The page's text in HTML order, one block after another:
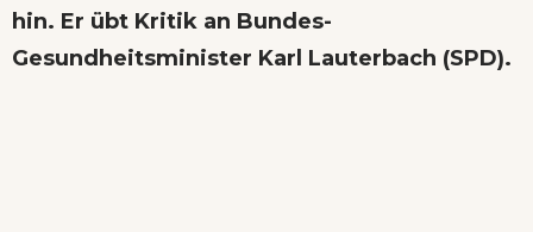
hin. Er übt Kritik an Bundes-
Gesundheitsminister Karl Lauterbach (SPD).